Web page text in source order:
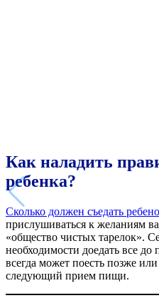
Как наладить
ребенка?
Сколько должен съедать
прислушиваться к желаниям
«общество чистых тарелок».
необходимости доедать все
всегда может поесть позже
следующий прием пищи.